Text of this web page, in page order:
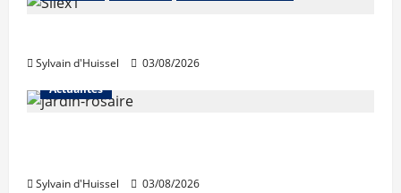
Sylvain d'Huissel
03/08/2026
Actualités
Sylvain d'Huissel 03/08/2026